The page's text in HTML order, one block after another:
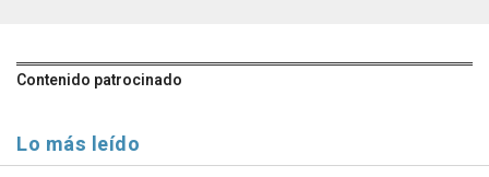
Contenido patrocinado
Lo más leído